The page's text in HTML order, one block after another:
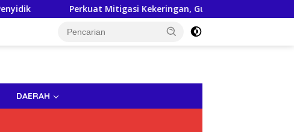
Perkuat Mitigasi Kekeringan, Gubernur Sulsel Siapkan
DAERAH